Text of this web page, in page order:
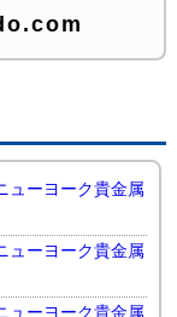
ューヨーク貴金属
ューヨーク貴金属
ューヨーク貴金属